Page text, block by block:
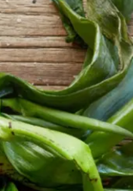
CatalanskCatalansk
bønnesalatbønnesala
t medmed
grilledegrillede
grøntsagergrøntsage
r ogog salbitxada-
saucesalbitxada-
sauce